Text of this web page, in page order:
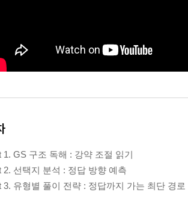
1. GS 구조 독해 : 강약 조절 읽기
2. 선택지 분석 : 정답 방향 예측
3. 유형별 풀이 전략 : 정답까지 가는 최단 경로